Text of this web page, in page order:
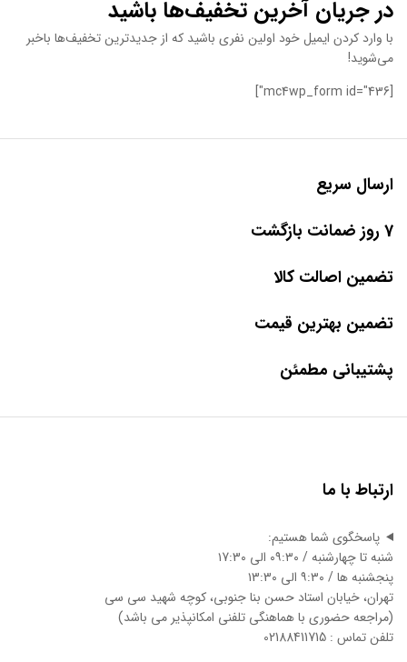
در جریان آخرین تخفیف‌ها باشید
با وارد کردن ایمیل خود اولین نفری باشید که از جدیدترین تخفیف‌ها باخبر
می‌شوید!
[mc4wp_form id="436"]
ارسال سریع
7 روز ضمانت بازگشت
تضمین اصالت کالا
تضمین بهترین قیمت
پشتیبانی مطمئن
ارتباط با ما
پاسخگوی شما هستیم:
شنبه تا چهارشنبه / ۰۹:۳۰ الی ۱7:3۰
پنجشنبه ها / ۹:۳۰ الی ۱3:3۰
تهران، خیابان استاد حسن بنا جنوبی، کوچه شهید سی سی
(مراجعه حضوری با هماهنگی تلفنی امکانپذیر می باشد)
تلفن تماس : 02188411715